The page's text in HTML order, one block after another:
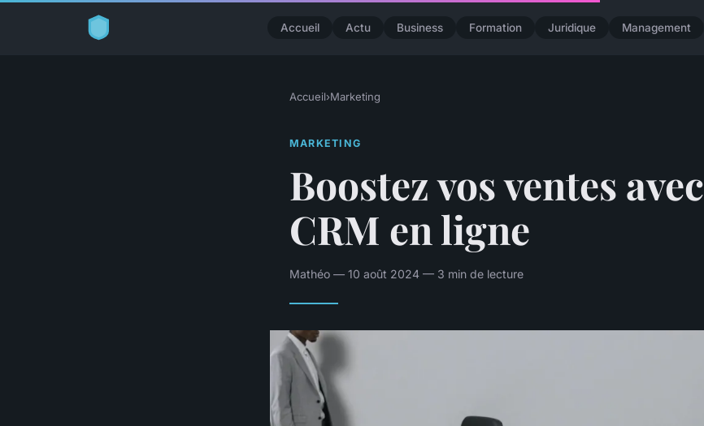
Accueil Actu Business Formation Juridique Management
Accueil›Marketing
MARKETING
Boostez vos ventes avec
CRM en ligne
Mathéo — 10 août 2024 — 3 min de lecture